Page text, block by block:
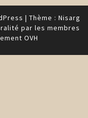
| Thème : Nisarg
par les membres
OVH